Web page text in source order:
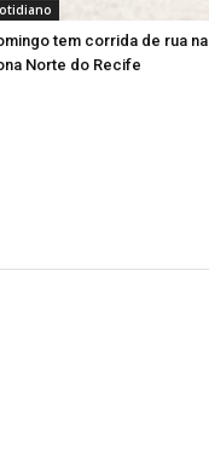
tem corrida de rua na
Norte do Recife